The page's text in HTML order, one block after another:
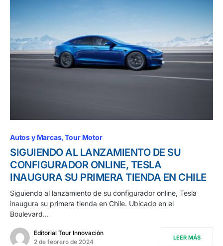
Autos y Marcas Tour Motor
SIGUIENDO AL LANZAMIENTO DE SU
CONFIGURADOR ONLINE, TESLA
INAUGURA SU PRIMERA TIENDA EN CHILE
Siguiendo al lanzamiento de su configurador online, Tesla
inaugura su primera tienda en Chile. Ubicado en el
Boulevard…
Editorial Tour Innovación
2 de febrero de 2024
LEER MÁS